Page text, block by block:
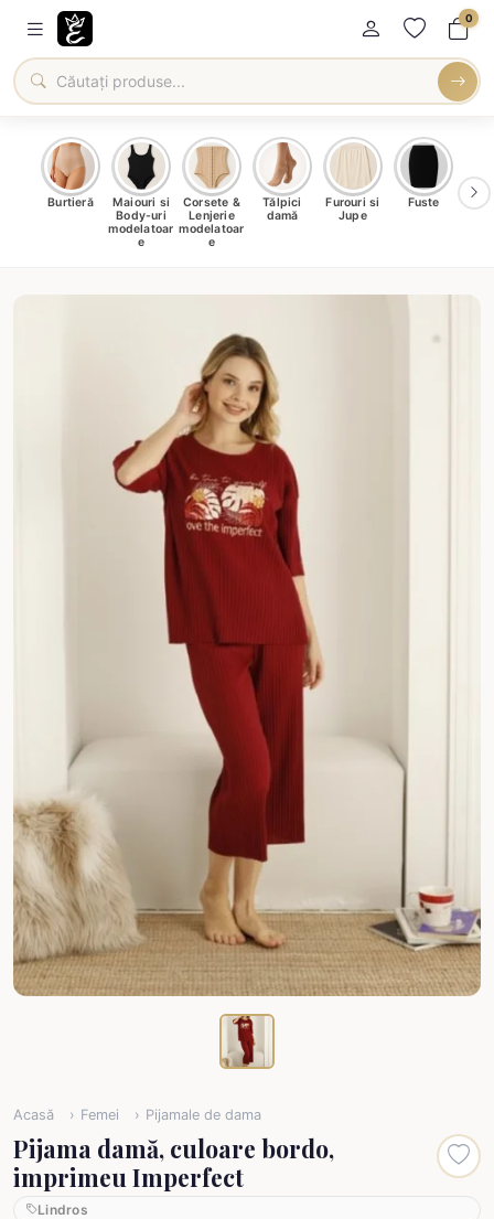
0
Burtieră
Maiouri si
Body-uri
modelatoar
e
Corsete &
Lenjerie
modelatoar
e
Tălpici
damă
Furouri si
Jupe
Fuste
Acasă Femei Pijamale de dama
Pijama damă, culoare bordo,
imprimeu Imperfect
Lindros